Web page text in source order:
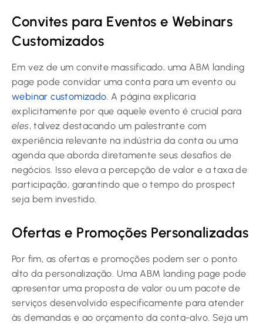
Convites para Eventos e Webinars
Customizados
Em vez de um convite massificado, uma ABM landing
page pode convidar uma conta para um evento ou
webinar customizado. A página explicaria
explicitamente por que aquele evento é crucial para
eles, talvez destacando um palestrante com
experiência relevante na indústria da conta ou uma
agenda que aborda diretamente seus desafios de
negócios. Isso eleva a percepção de valor e a taxa de
participação, garantindo que o tempo do prospect
seja bem investido.
Ofertas e Promoções Personalizadas
Por fim, as ofertas e promoções podem ser o ponto
alto da personalização. Uma ABM landing page pode
apresentar uma proposta de valor ou um pacote de
serviços desenvolvido especificamente para atender
às demandas e ao orçamento da conta-alvo. Seja um